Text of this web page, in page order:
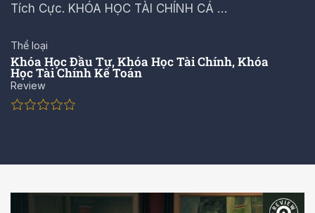
Tích Cực. KHÓA HỌC TÀI CHÍNH CÁ …
Thể loại
Khóa Học Đầu Tư,Khóa Học Tài Chính,Khóa
Học Tài Chính Kế Toán
Review